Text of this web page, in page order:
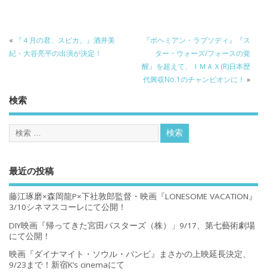
«
『４月の君、スピカ。』酒井美
紀・大谷亮平の出演が決定！
『ボヘミアン・ラプソディ』『ス
ター・ウォーズ/フォースの覚
醒』を超えて、ＩＭＡＸ(R)日本歴
代興収No.1のチャンピオンに！ »
検索
最近の投稿
藤江琢磨×森岡龍P×下社敦郎監督・映画『LONESOME VACATION』
3/10シネマスコーレにて公開！
DIY映画『帰ってきた宮田バスターズ（株）」9/17、第七藝術劇場
にて公開！
映画『ダイナマイト・ソウル・バンビ』まさかの上映延長決定、
9/23まで！新宿K’s cinemaにて